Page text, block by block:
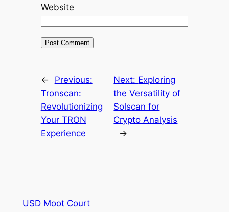
Website
←
Previous:
Tronscan:
Revolutionizing
Your TRON
Experience
Next: Exploring
the Versatility of
Solscan for
Crypto Analysis
→
USD Moot Court